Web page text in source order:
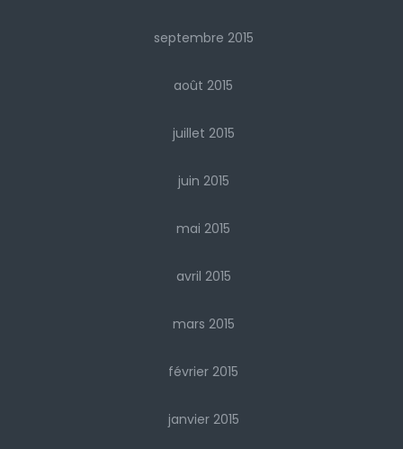
septembre 2015
août 2015
juillet 2015
juin 2015
mai 2015
avril 2015
mars 2015
février 2015
janvier 2015